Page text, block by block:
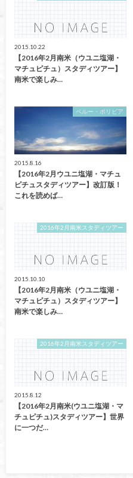
2015.10.22
【2016年2月南米（ウユニ塩湖・
マチュピチュ）スタディツアー】
南米で楽しみ…
ペルー・ボリビア
2015.8.16
【2016年2月ウユニ塩湖・マチュ
ピチュスタディツアー】改訂版！
これを読めば…
2016年2月南米スタディツアー
2015.10.10
【2016年2月南米（ウユニ塩湖・
マチュピチュ）スタディツアー】
南米で楽しみ…
2016年2月南米スタディツアー
2015.8.12
【2016年2月南米(ウユニ塩湖・マ
チュピチュ)スタディツアー】世界
に一つだ…